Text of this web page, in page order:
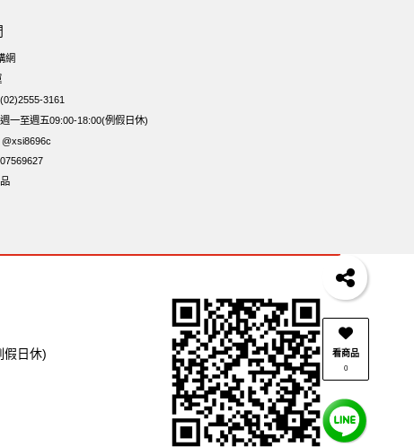
網
3161
一至週五09:00-18:00(例假日休)
日休)
看商品
0